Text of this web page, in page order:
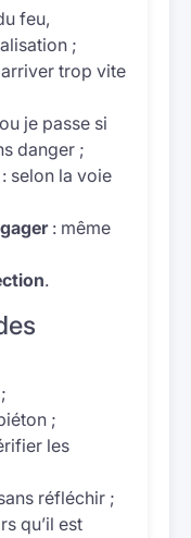
feu,
;
arriver trop vite
je passe si
danger ;
: selon la voie
: même
.
;
les
réfléchir ;
qu’il est